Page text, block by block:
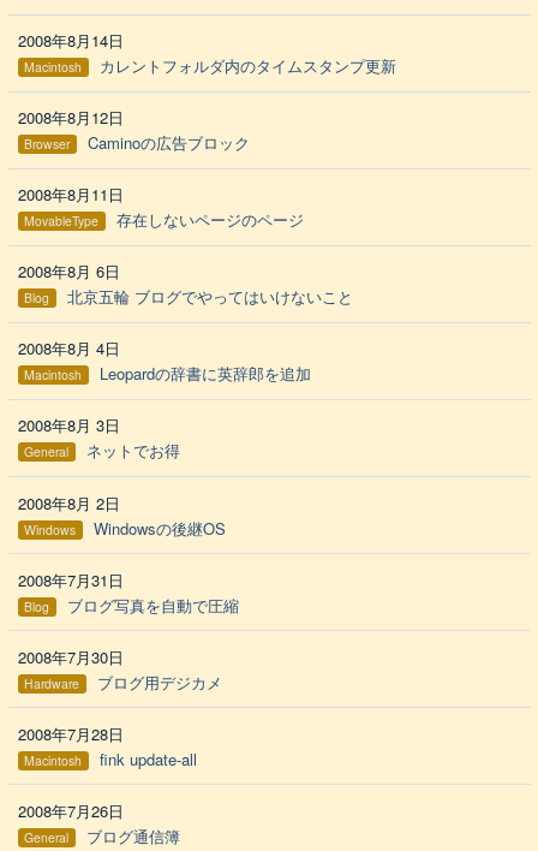
2008年8月14日
Macintosh カレントフォルダ内のタイムスタンプ更新
2008年8月12日
Browser Caminoの広告ブロック
2008年8月11日
MovableType 存在しないページのページ
2008年8月 6日
Blog 北京五輪 ブログでやってはいけないこと
2008年8月 4日
Macintosh Leopardの辞書に英辞郎を追加
2008年8月 3日
General ネットでお得
2008年8月 2日
Windows Windowsの後継OS
2008年7月31日
Blog ブログ写真を自動で圧縮
2008年7月30日
Hardware ブログ用デジカメ
2008年7月28日
Macintosh fink update-all
2008年7月26日
General ブログ通信簿